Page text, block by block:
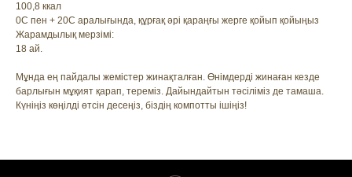
100,8 ккал
0С пен + 20С аралығында, құрғақ әрі қараңғы жерге қойып қойыңыз
Жарамдылық мерзімі:
18 ай.
Мұнда ең пайдалы жемістер жинақталған. Өнімдерді жинаған кезде
барлығын мұқият қарап, тереміз. Дайындайтын тәсіліміз де тамаша.
Күніңіз көңілді өтсін десеңіз, біздің компотты ішіңіз!